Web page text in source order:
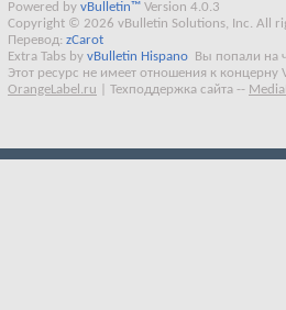
Powered by vBulletin™ Version 4.0.3
Copyright © 2026 vBulletin Solutions, Inc. All
Перевод: zCarot
Extra Tabs by vBulletin Hispano
Вы попали на
Этот ресурс не имеет отношения к концерну
OrangeLabel.ru
Техподдержка сайта --